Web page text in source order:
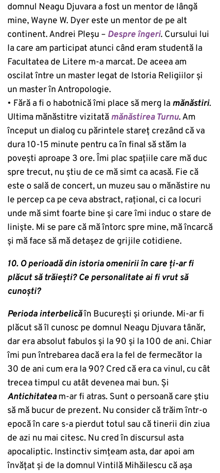
domnul Neagu Djuvara a fost un mentor de lângă
mine, Wayne W. Dyer este un mentor de pe alt
continent. Andrei Pleșu – Despre îngeri. Cursului lui
la care am participat atunci când eram studentă la
Facultatea de Litere m-a marcat. De aceea am
oscilat între un master legat de Istoria Religiilor și
un master în Antropologie.
• Fără a fi o habotnică îmi place să merg la mănăstiri.
Ultima mănăstitre vizitată mănăstirea Turnu. Am
început un dialog cu părintele stareț crezând că va
dura 10-15 minute pentru ca în final să stăm la
povești aproape 3 ore. Îmi plac spațiile care mă duc
spre trecut, nu știu de ce mă simt ca acasă. Fie că
este o sală de concert, un muzeu sau o mănăstire nu
le percep ca pe ceva abstract, rațional, ci ca locuri
unde mă simt foarte bine și care îmi induc o stare de
liniște. Mi se pare că mă întorc spre mine, mă încarcă
și mă face să mă detașez de grijile cotidiene.
10. O perioadă din istoria omenirii în care ți-ar fi
plăcut să trăiești? Ce personalitate ai fi vrut să
cunoști?
Perioda interbelicăîn București și oriunde. Mi-ar fi
plăcut să îl cunosc pe domnul Neagu Djuvara tânăr,
dar era absolut fabulos și la 90 și la 100 de ani. Chiar
îmi pun întrebarea dacă era la fel de fermecător la
30 de ani cum era la 90? Cred că era ca vinul, cu cât
trecea timpul cu atât devenea mai bun. Și
Antichitateam-ar fi atras. Sunt o persoană care știu
să mă bucur de prezent. Nu consider că trăim într-o
epocă în care s-a pierdut totul sau că tinerii din ziua
de azi nu mai citesc. Nu cred în discursul asta
apocaliptic. Instinctiv simțeam asta, dar apoi am
învățat și de la domnul Vintilă Mihăilescu că așa